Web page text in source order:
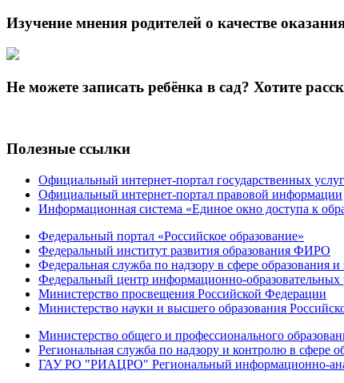
Изучение мнения родителей о качестве
Не можете записать ребёнка в сад? Хотите
Полезные ссылки
Официальный интернет-портал государственных услуг
Официальный интернет-портал правовой информации
Информационная система «Единое окно доступа к
Федеральный портал «Российское образование»
Федеральный институт развития образования ФИРО
Федеральная служба по надзору в сфере образования и
Федеральный центр информационно-образовательных
Министерство просвещения Российской Федерации
Министерство науки и высшего образования
Министерство общего и профессионального
Региональная служба по надзору и контролю в сфере
ГАУ РО "РИАЦРО" Региональный информационно-